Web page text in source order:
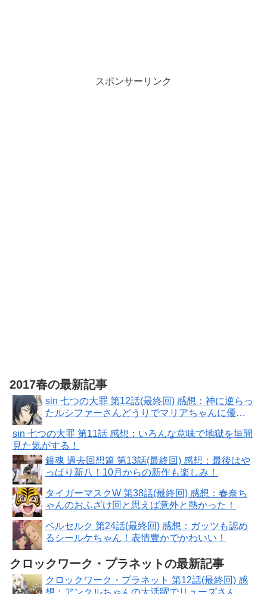
スポンサーリンク
2017春の最新記事
sin 七つの大罪 第12話(最終回) 感想：神に逆らっ
たルシファーさんどうりでマリアちゃんに優し
sin 七つの大罪 第11話 感想：いろんな意味で地獄を垣間
見た気がする！
銀魂 過去回想篇 第13話(最終回) 感想：最後はや
っぱり新八！10月からの新作も楽しみ！
タイガーマスクW 第38話(最終回) 感想：春奈ち
ゃんのおふざけ回と思えば意外と熱かった！
ベルセルク 第24話(最終回) 感想：ガッツも認め
るシールケちゃん！表情豊かでかわいい！
クロックワーク・プラネットの最新記事
クロックワーク・プラネット 第12話(最終回) 感
想：アンクルちゃんの大活躍でリューズさんの